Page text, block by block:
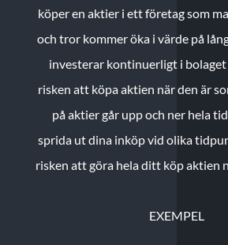
köper en aktier i ett företag som
och tror kommer öka i värde på
investerar kontinuerligt i
risken att köpa aktien när den är
på aktier går upp och ner hela
sprida ut dina inköp vid olika
risken att göra hela ditt köp aktien
EXEMPEL